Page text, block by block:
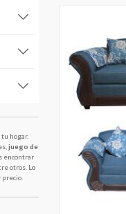
SITIAL HOME
tu hogar.
juego de
encontrar
otros. Lo